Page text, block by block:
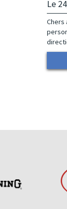
Le
Chers